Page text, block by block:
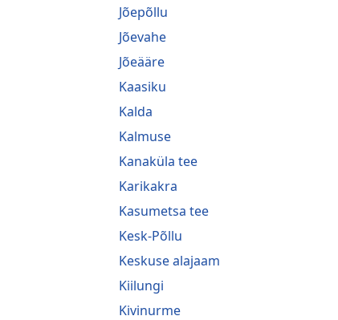
Jõepõllu
Jõevahe
Jõeääre
Kaasiku
Kalda
Kalmuse
Kanaküla tee
Karikakra
Kasumetsa tee
Kesk-Põllu
Keskuse alajaam
Kiilungi
Kivinurme